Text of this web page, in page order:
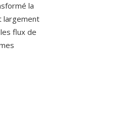
la
largement
flux de